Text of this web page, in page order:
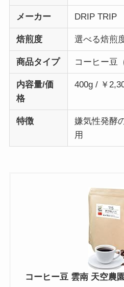
メーカー DRIP TRIP
焙煎度 選べる焙煎
商品タイプ コーヒー豆
内容量/価
格
400g / ￥
特徴
嫌気性発酵
用
コーヒー豆 雲南 天空農